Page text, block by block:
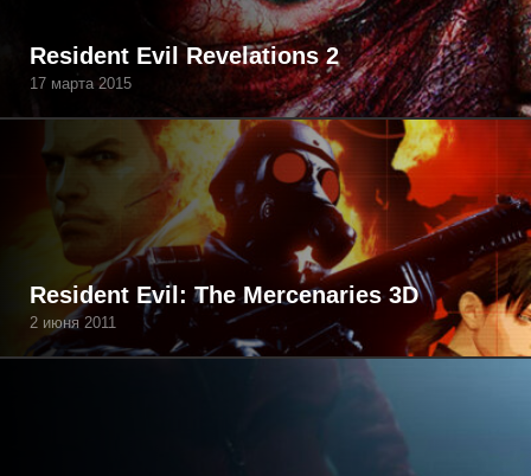
Resident Evil Revelations 2
17 марта 2015
Resident Evil: The Mercenaries 3D
2 июня 2011